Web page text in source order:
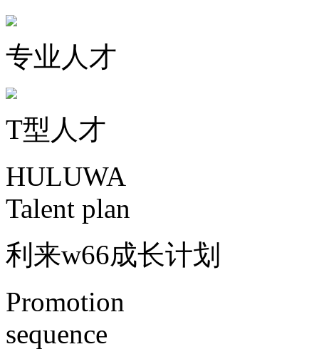
专业人才
T型人才
HULUWA
Talent plan
利来w66成长计划
Promotion
sequence